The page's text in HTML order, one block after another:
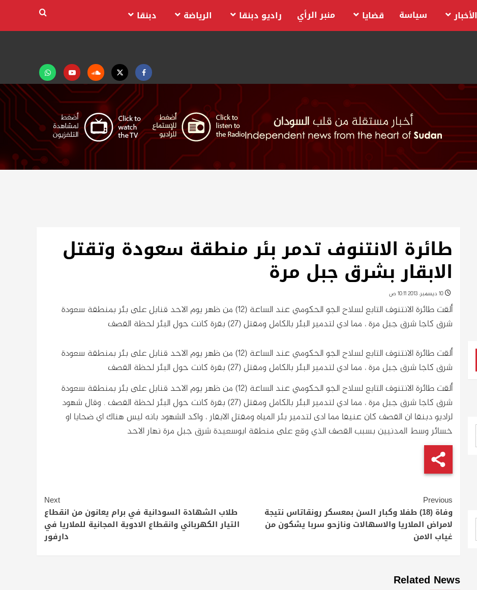
Facebook
Twitter
Soundcloud
Youtubeتابعنا
على
واتساب
الأخبار سياسة قضايا منبر الرأي راديو دبنقا الرياضة دبنقا
طائرة الانتنوف تدمر بئر منطقة سعودة وتقتل
الابقار بشرق جبل مرة
10 ديسمبر، 2013 10:11 ص
ألقت طائرة الانتنوف التابع لسلاح الجو الحكومي عند الساعة (12) من ظهر يوم الاحد قنابل على بئر بمنطقة سعودة
شرق كاجا شرق جبل مرة ، مما ادي لتدمير البئر بالكامل ومقتل (27) بقرة كانت حول البئر لحظة القصف
ألقت طائرة الانتنوف التابع لسلاح الجو الحكومي عند الساعة (12) من ظهر يوم الاحد قنابل على بئر بمنطقة سعودة
شرق كاجا شرق جبل مرة ، مما ادي لتدمير البئر بالكامل ومقتل (27) بقرة كانت حول البئر لحظة القصف
ألقت طائرة الانتنوف التابع لسلاح الجو الحكومي عند الساعة (12) من ظهر يوم الاحد قنابل على بئر بمنطقة سعودة
شرق كاجا شرق جبل مرة ، مما ادي لتدمير البئر بالكامل ومقتل (27) بقرة كانت حول البئر لحظة القصف
. وقال شهود
لراديو دبنقا ان القصف كان عنيفا مما ادى لتدمير بئر المياه ومقتل الابقار ، واكد الشهود بانه ليس هناك اي ضحايا او
خسائر وسط المدنيين بسبب القصف الذي وقع على منطقة ابوسعيدة شرق جبل مرة نهار الاحد
Continue
Reading
Previous
وفاة (18) طفلا وكبار السن بمعسكر رونقاتاس نتيجة
لامراض الملاريا والاسهالات ونازحو سربا يشكون من
غياب الامن
Next
طلاب الشهادة السودانية في برام يعانون من انقطاع
التيار الكهربائي وانقطاع الادوية المجانية للملاريا في
دارفور
Related News